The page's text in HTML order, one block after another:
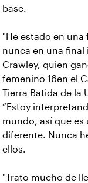
base.
"He estado en
nunca en una
Crawley, quien
femenino 16en el
Tierra Batida de la
“Estoy
mundo, así que es
diferente. Nunca
ellos.
"Trato mucho de